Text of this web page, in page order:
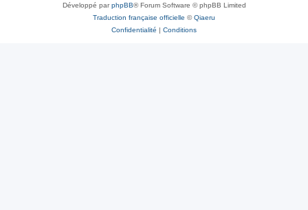
Développé parphpBB® Forum Software © phpBB Limited
Traduction française officielle ©Qiaeru
Confidentialité | Conditions